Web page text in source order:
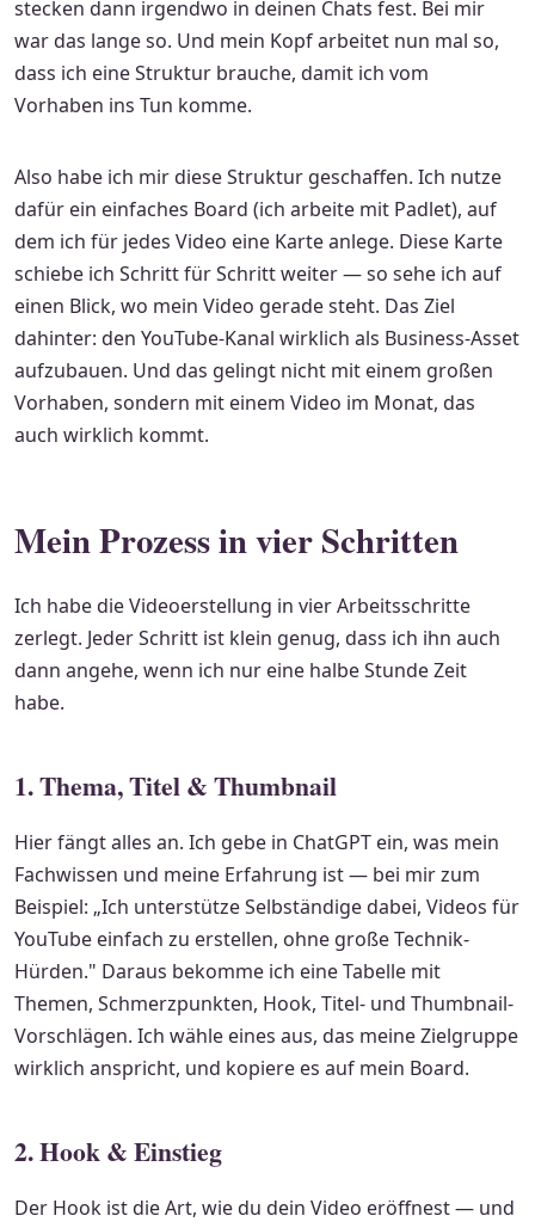
stecken dann irgendwo in deinen Chats fest. Bei mir
war das lange so. Und mein Kopf arbeitet nun mal so,
dass ich eine Struktur brauche, damit ich vom
Vorhaben ins Tun komme.
Also habe ich mir diese Struktur geschaffen. Ich nutze
dafür ein einfaches Board (ich arbeite mit Padlet), auf
dem ich für jedes Video eine Karte anlege. Diese Karte
schiebe ich Schritt für Schritt weiter — so sehe ich auf
einen Blick, wo mein Video gerade steht. Das Ziel
dahinter: den YouTube-Kanal wirklich als Business-Asset
aufzubauen. Und das gelingt nicht mit einem großen
Vorhaben, sondern mit einem Video im Monat, das
auch wirklich kommt.
Mein Prozess in vier Schritten
Ich habe die Videoerstellung in vier Arbeitsschritte
zerlegt. Jeder Schritt ist klein genug, dass ich ihn auch
dann angehe, wenn ich nur eine halbe Stunde Zeit
habe.
1. Thema, Titel & Thumbnail
Hier fängt alles an. Ich gebe in ChatGPT ein, was mein
Fachwissen und meine Erfahrung ist — bei mir zum
Beispiel: „Ich unterstütze Selbständige dabei, Videos für
YouTube einfach zu erstellen, ohne große Technik-
Hürden." Daraus bekomme ich eine Tabelle mit
Themen, Schmerzpunkten, Hook, Titel- und Thumbnail-
Vorschlägen. Ich wähle eines aus, das meine Zielgruppe
wirklich anspricht, und kopiere es auf mein Board.
2. Hook & Einstieg
Der Hook ist die Art, wie du dein Video eröffnest — und